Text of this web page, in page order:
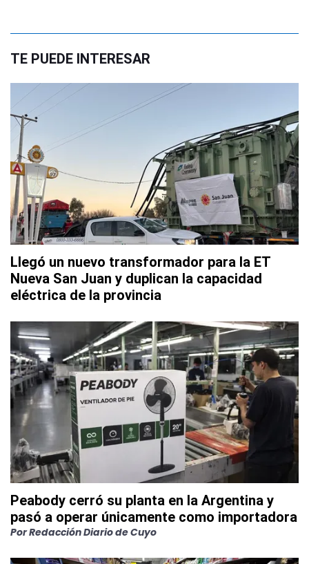
TE PUEDE INTERESAR
Llegó un nuevo transformador para la ET
Nueva San Juan y duplican la capacidad
eléctrica de la provincia
Peabody cerró su planta en la Argentina y
pasó a operar únicamente como importadora
PorRedacción Diario de Cuyo